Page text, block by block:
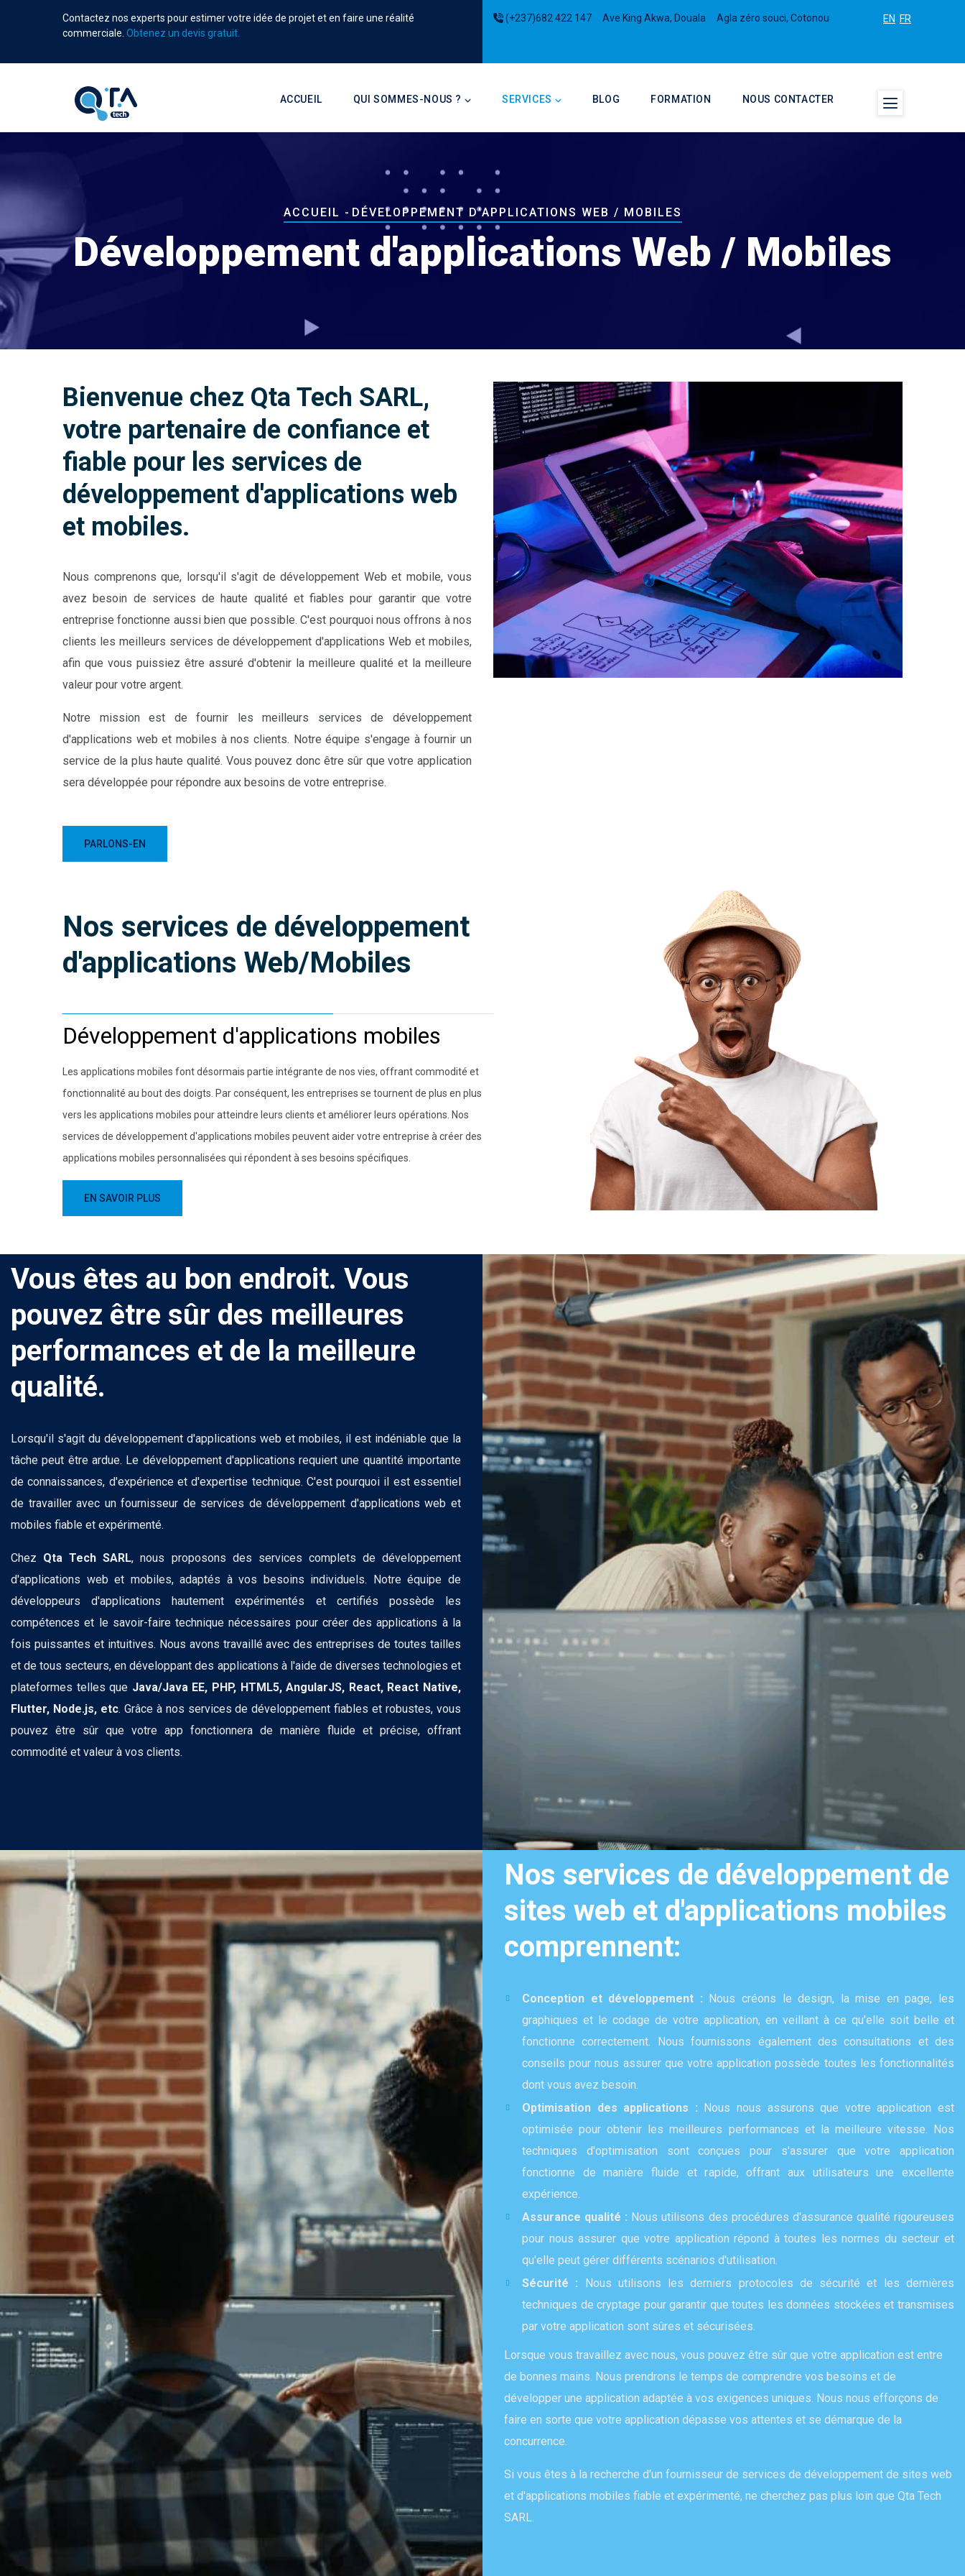
Contactez nos experts pour estimer votre idée de projet et en faire une réalité
commerciale. Obtenez un devis gratuit.
(+237)682 422 147 Ave King Akwa, Douala Agla zéro souci, Cotonou EN FR
ACCUEIL QUI SOMMES-NOUS ? SERVICES BLOG FORMATION NOUS CONTACTER
Fil
d'Ariane
ACCUEIL - DÉVELOPPEMENT D'APPLICATIONS WEB / MOBILES
Développement d'applications Web / Mobiles
Bienvenue chez Qta Tech SARL,
votre partenaire de confiance et
fiable pour les services de
développement d'applications web
et mobiles.
Nous comprenons que, lorsqu'il s'agit de développement Web et mobile, vous
avez besoin de services de haute qualité et fiables pour garantir que votre
entreprise fonctionne aussi bien que possible. C'est pourquoi nous offrons à nos
clients les meilleurs services de développement d'applications Web et mobiles,
afin que vous puissiez être assuré d'obtenir la meilleure qualité et la meilleure
valeur pour votre argent.
Notre mission est de fournir les meilleurs services de développement
d'applications web et mobiles à nos clients. Notre équipe s'engage à fournir un
service de la plus haute qualité. Vous pouvez donc être sûr que votre application
sera développée pour répondre aux besoins de votre entreprise.
PARLONS-EN
Nos services de développement
d'applications Web/Mobiles
Développement d'applications mobiles
Les applications mobiles font désormais partie intégrante de nos vies, offrant commodité et
fonctionnalité au bout des doigts. Par conséquent, les entreprises se tournent de plus en plus
vers les applications mobiles pour atteindre leurs clients et améliorer leurs opérations. Nos
services de développement d'applications mobiles peuvent aider votre entreprise à créer des
applications mobiles personnalisées qui répondent à ses besoins spécifiques.
EN SAVOIR PLUS
EN SAVOIR PLUS
EN SAVOIR PLUS
EN SAVOIR PLUS
EN SAVOIR PLUS
Vous êtes au bon endroit. Vous
pouvez être sûr des meilleures
performances et de la meilleure
qualité.
Lorsqu'il s'agit du développement d'applications web et mobiles, il est indéniable que la
tâche peut être ardue. Le développement d'applications requiert une quantité importante
de connaissances, d'expérience et d'expertise technique. C'est pourquoi il est essentiel
de travailler avec un fournisseur de services de développement d'applications web et
mobiles fiable et expérimenté.
Chez Qta Tech SARL, nous proposons des services complets de développement
d'applications web et mobiles, adaptés à vos besoins individuels. Notre équipe de
développeurs d'applications hautement expérimentés et certifiés possède les
compétences et le savoir-faire technique nécessaires pour créer des applications à la
fois puissantes et intuitives. Nous avons travaillé avec des entreprises de toutes tailles
et de tous secteurs, en développant des applications à l'aide de diverses technologies et
plateformes telles que Java/Java EE, PHP, HTML5, AngularJS, React, React Native,
Flutter, Node.js, etc. Grâce à nos services de développement fiables et robustes, vous
pouvez être sûr que votre app fonctionnera de manière fluide et précise, offrant
commodité et valeur à vos clients.
Nos services de développement de
sites web et d'applications mobiles
comprennent:
Conception et développement : Nous créons le design, la mise en page, les
graphiques et le codage de votre application, en veillant à ce qu'elle soit belle et
fonctionne correctement. Nous fournissons également des consultations et des
conseils pour nous assurer que votre application possède toutes les fonctionnalités
dont vous avez besoin.
Optimisation des applications : Nous nous assurons que votre application est
optimisée pour obtenir les meilleures performances et la meilleure vitesse. Nos
techniques d'optimisation sont conçues pour s'assurer que votre application
fonctionne de manière fluide et rapide, offrant aux utilisateurs une excellente
expérience.
Assurance qualité : Nous utilisons des procédures d'assurance qualité rigoureuses
pour nous assurer que votre application répond à toutes les normes du secteur et
qu'elle peut gérer différents scénarios d'utilisation.
Sécurité : Nous utilisons les derniers protocoles de sécurité et les dernières
techniques de cryptage pour garantir que toutes les données stockées et transmises
par votre application sont sûres et sécurisées.
Lorsque vous travaillez avec nous, vous pouvez être sûr que votre application est entre
de bonnes mains. Nous prendrons le temps de comprendre vos besoins et de
développer une application adaptée à vos exigences uniques. Nous nous efforçons de
faire en sorte que votre application dépasse vos attentes et se démarque de la
concurrence.
Si vous êtes à la recherche d'un fournisseur de services de développement de sites web
et d'applications mobiles fiable et expérimenté, ne cherchez pas plus loin que Qta Tech
SARL.